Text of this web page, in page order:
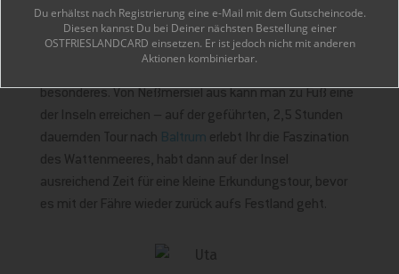
Unser Tipp:
besonderes. Von Neßmersiel aus kann man zu Fuß eine
der Inseln erreichen – auf der geführten, 2,5 Stunden
dauernden Tour nach Baltrum erlebt Ihr die Faszination
des Wattenmeeres, habt dann auf der Insel
ausreichend Zeit für eine kleine Erkundungstour, bevor
es mit der Fähre wieder zurück aufs Festland geht.
Du erhältst nach Registrierung eine e-Mail mit dem Gutscheincode.
Diesen kannst Du bei Deiner nächsten Bestellung einer
OSTFRIESLANDCARD einsetzen. Er ist jedoch nicht mit anderen
Aktionen kombinierbar.